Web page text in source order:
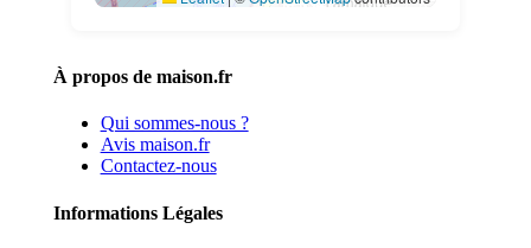
À propos de maison.fr
Qui sommes-nous ?
Avis maison.fr
Contactez-nous
Informations Légales